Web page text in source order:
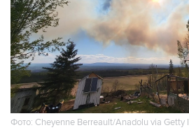
Фото: Cheyenne Berreault/Anadolu via Getty